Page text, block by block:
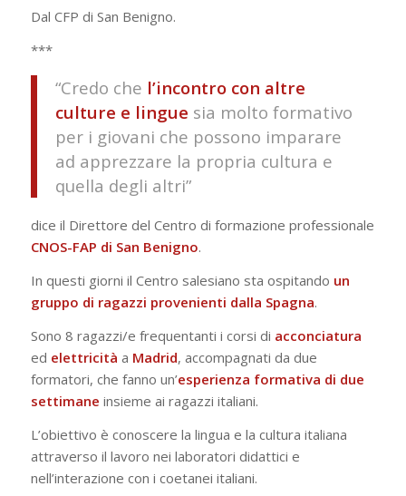
Dal CFP di San Benigno.
***
“Credo che l’incontro con altre
culture e lingue sia molto formativo
per i giovani che possono imparare
ad apprezzare la propria cultura e
quella degli altri”
dice il Direttore del Centro di formazione professionale
CNOS-FAP di San Benigno.
In questi giorni il Centro salesiano sta ospitando un
gruppo di ragazzi provenienti dalla Spagna.
Sono 8 ragazzi/e frequentanti i corsi di acconciatura
ed elettricità a Madrid, accompagnati da due
formatori, che fanno un’esperienza formativa di due
settimane insieme ai ragazzi italiani.
L’obiettivo è conoscere la lingua e la cultura italiana
attraverso il lavoro nei laboratori didattici e
nell’interazione con i coetanei italiani.